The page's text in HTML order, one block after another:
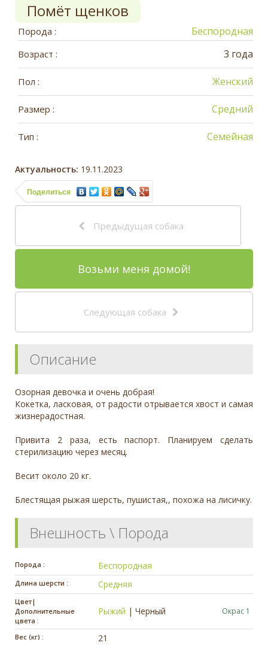
Помёт щенков
Порода : Беспородная
Возраст : 3 года
Пол : Женский
Размер : Средний
Тип : Семейная
Актуальность: 19.11.2023
Поделиться
Предыдущая собака
Возьми меня домой!
Следующая собака
Описание
Озорная девочка и очень добрая!
Кокетка, ласковая, от радости отрывается хвост и самая
жизнерадостная.
Привита 2 раза, есть паспорт. Планируем сделать
стерилизацию через месяц.
Весит около 20 кг.
Блестящая рыжая шерсть, пушистая,, похожа на лисичку.
Внешность \ Порода
Порода : Беспородная
Длина шерсти : Средняя
Цвет|
Дополнительные
цвета :
Рыжий |Черный Окрас 1
Вес (кг) : 21